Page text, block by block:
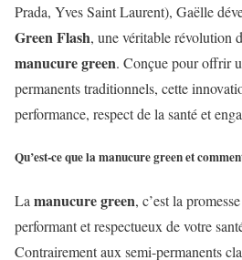
Prada, Yves Saint Laurent), Gaëlle
Green Flash, une véritable révolution
manucure green. Conçue pour offrir
permanents traditionnels, cette
performance, respect de la santé et
Qu’est-ce que la manucure green et
La manucure green, c’est la
performant et respectueux de votre
Contrairement aux semi-permanents